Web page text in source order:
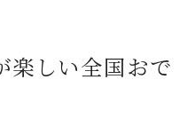
楽しい全国おで